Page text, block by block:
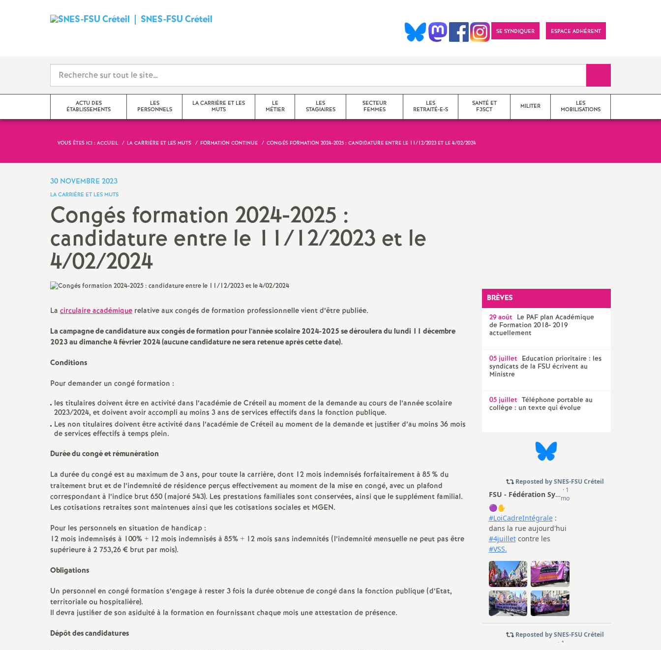
SNES-FSUCréteil
d
i
c
N
a
t
i
o
n
l
d
s
E
n
i
SE SYNDIQUER ESPACE ADHÉRENT
ACTU DES
ÉTABLISSEMENTS
Seine-Saint-Denis
LES
PERSONNELS
Cpe
Professeur-e-s
documentalistes
Non-titulaires
PsyEN- EDOet
Assistants d’éducation
AESH
LA CARRIÈRE ET LES
MUTS
promotions et évaluation
partiels
rémunérations
action sociale
LE
MÉTIER
questions transversales et
contenus
formation continue
LES
STAGIAIRES
SECTEUR
FEMMES
LES
RETRAITÉ-E-S
SANTÉ ET
F3SCT
MILITER
élections professionnelles
LES
MOBILISATIONS
VOUS ÊTES ICI : ACCUEIL LA CARRIÈRE ET LES MUTS FORMATION CONTINUE CONGÉS FORMATION 2024-2025 : CANDIDATURE ENTRE LE 11/12/2023 ET LE 4/02/2024
30 NOVEMBRE 2023
LA CARRIÈRE ET LES MUTS
Congés formation 2024-2025 :
candidature entre le 11/12/2023 et le
4/02/2024
La circulaire académique relative aux congés de formation professionnelle vient d’être publiée.
La campagne de candidature aux congés de formation pour l’année scolaire 2024-2025 se déroulera du lundi 11 décembre
2023 au dimanche 4 février 2024 (aucune candidature ne sera retenue après cette date).
Conditions
Pour demander un congé formation :
les titulaires doivent être en activité dans l’académie de Créteil au moment de la demande au cours de l’année scolaire
2023/2024, et doivent avoir accompli au moins 3 ans de services effectifs dans la fonction publique.
Les non titulaires doivent être activité dans l’académie de Créteil au moment de la demande et justifier d’au moins 36 mois
de services effectifs à temps plein.
Durée du congé et rémunération
La durée du congé est au maximum de 3 ans, pour toute la carrière, dont 12 mois indemnisés forfaitairement à 85% du
traitement brut et de l’indemnité de résidence perçus effectivement au moment de la mise en congé, avec un plafond
correspondant à l’indice brut 650 (majoré 543). Les prestations familiales sont conservées, ainsi que le supplément familial.
Les cotisations retraites sont maintenues ainsi que les cotisations sociales et MGEN.
Pour les personnels en situation de handicap :
12 mois indemnisés à 100% + 12 mois indemnisés à 85% + 12 mois sans indemnités (l’indemnité mensuelle ne peut pas être
supérieure à 2 753,26 € brut par mois).
Obligations
Un personnel en congé formation s’engage à rester 3 fois la durée obtenue de congé dans la fonction publique (d’Etat,
territoriale ou hospitalière).
Il devra justifier de son asiduité à la formation en fournissant chaque mois une attestation de présence.
Dépôt des candidatures
BRÈVES
29 août Le PAFplan Académique
de Formation 2018- 2019
actuellement
05 juillet Education prioritaire : les
syndicats de la FSUécrivent au
Ministre
05 juillet Téléphone portable au
collège : un texte qui évolue